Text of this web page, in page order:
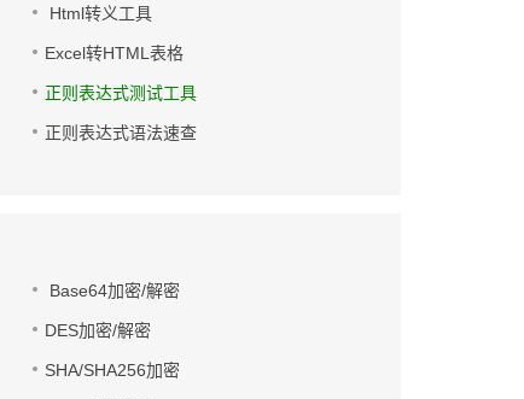
Html转义工具
Excel转HTML表格
正则表达式测试工具
正则表达式语法速查
Base64加密/解密
DES加密/解密
SHA/SHA256加密